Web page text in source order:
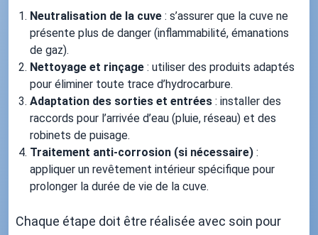
Neutralisation de la cuve : s’assurer que la cuve ne
présente plus de danger (inflammabilité, émanations
de gaz).
Nettoyage et rinçage : utiliser des produits adaptés
pour éliminer toute trace d’hydrocarbure.
Adaptation des sorties et entrées : installer des
raccords pour l’arrivée d’eau (pluie, réseau) et des
robinets de puisage.
Traitement anti-corrosion (si nécessaire) :
appliquer un revêtement intérieur spécifique pour
prolonger la durée de vie de la cuve.
Chaque étape doit être réalisée avec soin pour